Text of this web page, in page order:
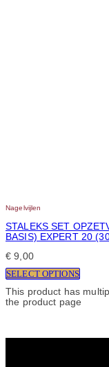
Nagelvijlen
STALEKS SET
BASIS) EXPERT 20
€ 9,00
SELECT OPTIONS
This product has
the product page